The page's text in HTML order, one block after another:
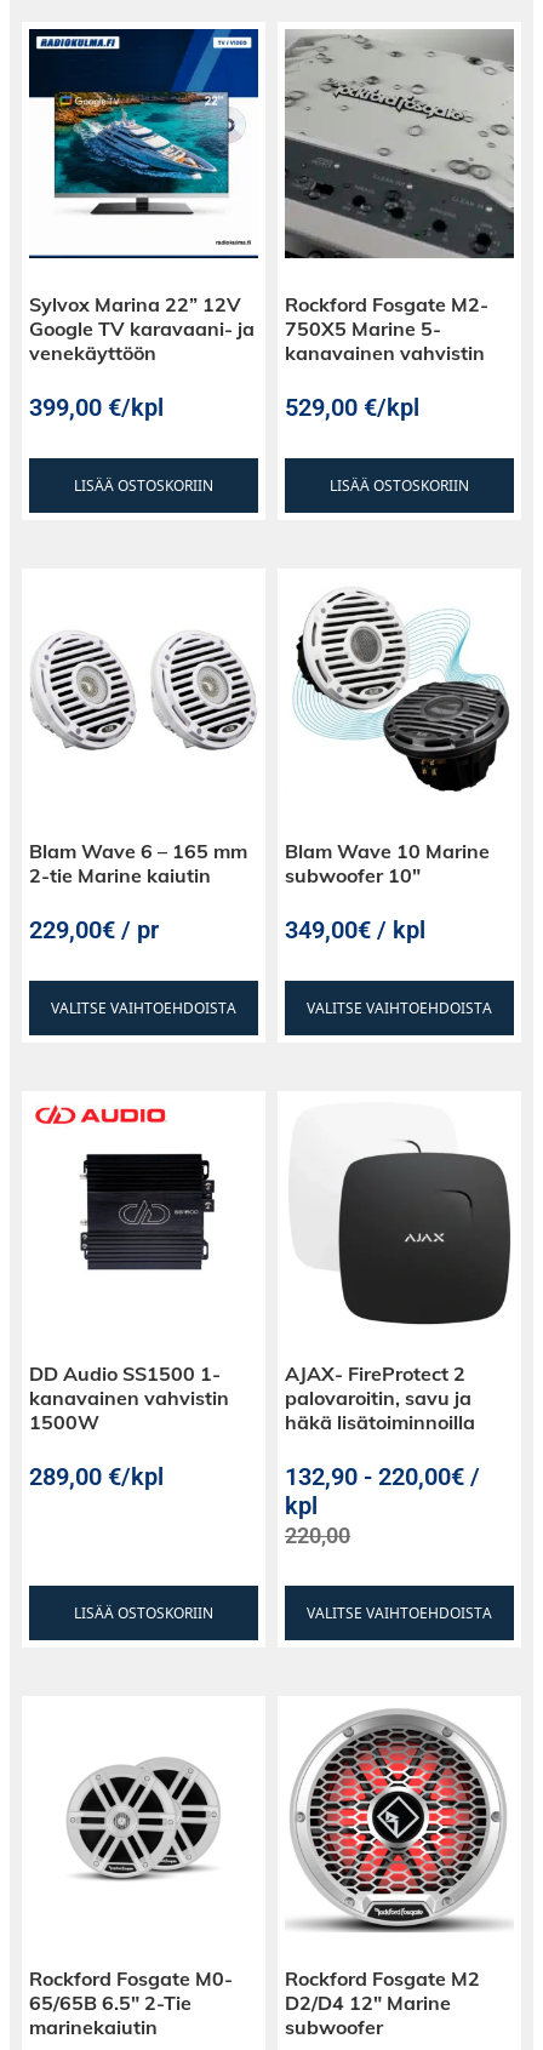
Sylvox Marina 22” 12V
Google TV karavaani- ja
venekäyttöön
399,00€/kpl
LISÄÄ OSTOSKORIIN
Rockford Fosgate M2-
750X5 Marine 5-
kanavainen vahvistin
529,00€/kpl
LISÄÄ OSTOSKORIIN
Blam Wave 6 – 165 mm
2-tie Marine kaiutin
229,00€ / pr
VALITSE VAIHTOEHDOISTA
Blam Wave 10 Marine
subwoofer 10″
349,00€ / kpl
VALITSE VAIHTOEHDOISTA
DD Audio SS1500 1-
kanavainen vahvistin
1500W
289,00€/kpl
LISÄÄ OSTOSKORIIN
AJAX- FireProtect 2
palovaroitin, savu ja
häkä lisätoiminnoilla
132,90 -220,00€ /
kpl
220,00
VALITSE VAIHTOEHDOISTA
Rockford Fosgate M0-
65/65B 6.5″ 2-Tie
marinekaiutin
Rockford Fosgate M2
D2/D4 12″ Marine
subwoofer